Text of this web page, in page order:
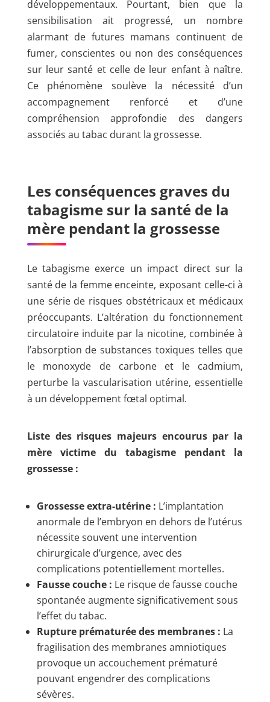
développementaux. Pourtant, bien que la
sensibilisation ait progressé, un nombre
alarmant de futures mamans continuent de
fumer, conscientes ou non des conséquences
sur leur santé et celle de leur enfant à naître.
Ce phénomène soulève la nécessité d’un
accompagnement renforcé et d’une
compréhension approfondie des dangers
associés au tabac durant la grossesse.
Les conséquences graves du
tabagisme sur la santé de la
mère pendant la grossesse
Le tabagisme exerce un impact direct sur la
santé de la femme enceinte, exposant celle-ci à
une série de risques obstétricaux et médicaux
préoccupants. L’altération du fonctionnement
circulatoire induite par la nicotine, combinée à
l’absorption de substances toxiques telles que
le monoxyde de carbone et le cadmium,
perturbe la vascularisation utérine, essentielle
à un développement fœtal optimal.
Liste des risques majeurs encourus par la
mère victime du tabagisme pendant la
grossesse :
Grossesse extra-utérine : L’implantation
anormale de l’embryon en dehors de l’utérus
nécessite souvent une intervention
chirurgicale d’urgence, avec des
complications potentiellement mortelles.
Fausse couche : Le risque de fausse couche
spontanée augmente significativement sous
l’effet du tabac.
Rupture prématurée des membranes : La
fragilisation des membranes amniotiques
provoque un accouchement prématuré
pouvant engendrer des complications
sévères.